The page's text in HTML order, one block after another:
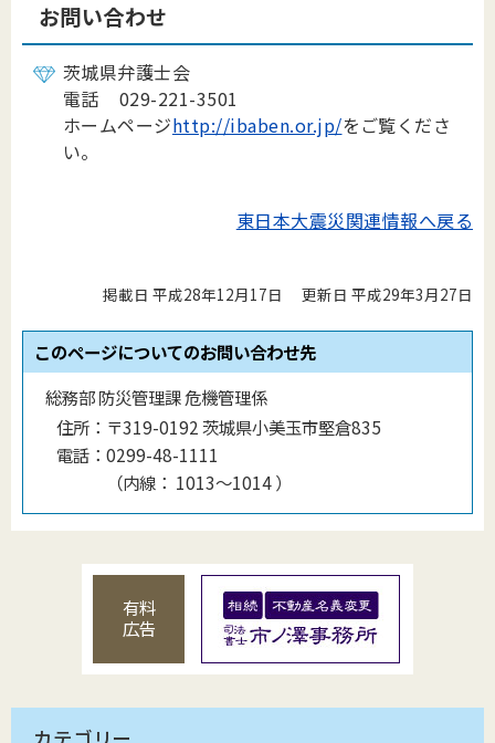
お問い合わせ
茨城県弁護士会
電話 029-221-3501
ホームページhttp://ibaben.or.jp/をご覧くださ
い。
東日本大震災関連情報へ戻る
掲載日 平成28年12月17日 更新日 平成29年3月27日
このページについてのお問い合わせ先
総務部 防災管理課 危機管理係
住所： 〒319-0192 茨城県小美玉市堅倉835
電話： 0299-48-1111
（内線 ： 1013〜1014）
有料
広告